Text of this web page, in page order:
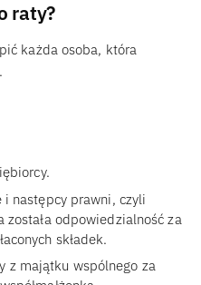
raty?
każda osoba, która
następcy prawni, czyli
odpowiedzialność za
składek.
z majątku wspólnego za